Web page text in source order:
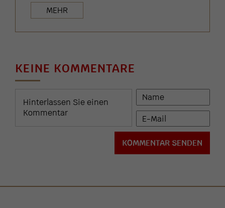
MEHR
KEINE KOMMENTARE